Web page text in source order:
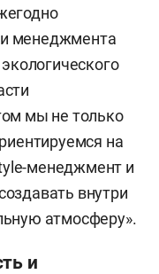
менеджмента
мы не только
на
менеджмент и
внутри
атмосферу».
и